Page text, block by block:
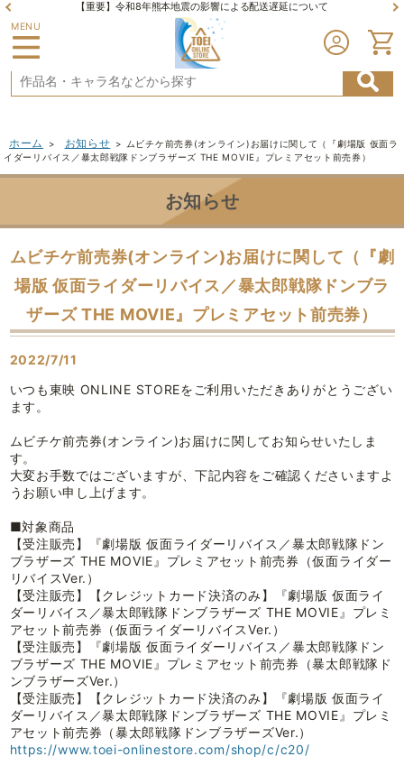
【重要】令和8年熊本地震の影響による配送遅延について
MENU
ホーム > お知らせ >
ムビチケ前売券(オンライン)お届けに関して（『劇場版 仮面ラ
イダーリバイス／暴太郎戦隊ドンブラザーズ THE MOVIE』プレミアセット前売券）
お知らせ
ムビチケ前売券(オンライン)お届けに関して（『劇
場版 仮面ライダーリバイス／暴太郎戦隊ドンブラ
ザーズ THE MOVIE』プレミアセット前売券）
2022/7/11
いつも東映 ONLINE STOREをご利用いただきありがとうござい
ます。
ムビチケ前売券(オンライン)お届けに関してお知らせいたしま
す。
大変お手数ではございますが、下記内容をご確認くださいますよ
うお願い申し上げます。
■対象商品
【受注販売】『劇場版 仮面ライダーリバイス／暴太郎戦隊ドン
ブラザーズ THE MOVIE』プレミアセット前売券（仮面ライダー
リバイスVer.）
【受注販売】【クレジットカード決済のみ】『劇場版 仮面ライ
ダーリバイス／暴太郎戦隊ドンブラザーズ THE MOVIE』プレミ
アセット前売券（仮面ライダーリバイスVer.）
【受注販売】『劇場版 仮面ライダーリバイス／暴太郎戦隊ドン
ブラザーズ THE MOVIE』プレミアセット前売券（暴太郎戦隊ド
ンブラザーズVer.）
【受注販売】【クレジットカード決済のみ】『劇場版 仮面ライ
ダーリバイス／暴太郎戦隊ドンブラザーズ THE MOVIE』プレミ
アセット前売券（暴太郎戦隊ドンブラザーズVer.）
https://www.toei-onlinestore.com/shop/c/c20/